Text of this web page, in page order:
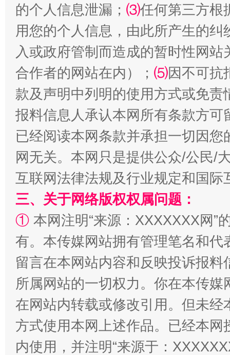
漫山遍野的桃花与雪山、麦地、白藏房 除
的个人信息泄漏； ⑶任何第三方根
用您的个人信息，由此所产生的纠
入或政府管制而造成的暂时性网
合作者的网站在内）； ⑸因不可抗
款及声明中列明的使用方式或免责
报料信息人承认本网所有条款方
已经阅读本网条款并承担一切因
网无关。本网只是提供公众/公民/
互联网法律法规及行业规定和国
三、关于网络版权权属问题：
① 本网注明“来源：XXXXXXX网”
有。本传媒网站拥有管理笔名和
留言在本网站内容和反映投诉报
所属网站的一切权力。你在本传
在网站内转载或修改引用。但未
方式使用本网上述作品。已经本
内使用，并注明“来源于：